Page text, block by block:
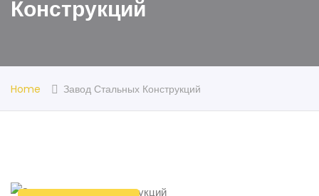
Конструкций
Home Завод Стальных Конструкций